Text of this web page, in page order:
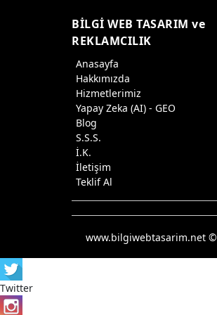
BİLGİ WEB TASARIM ve
REKLAMCILIK
Anasayfa
Hakkımızda
Hizmetlerimiz
Yapay Zeka (AI) - GEO
Blog
S.S.S.
İ.K.
İletişim
Teklif Al
www.bilgiwebtasarim.net ©
Twitter